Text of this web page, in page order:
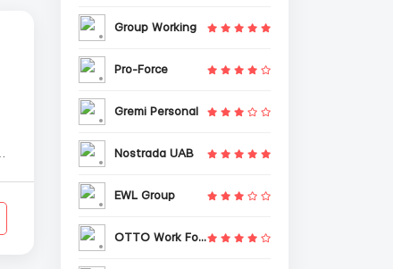
Group Working
Pro-Force
Gremi Personal
Nostrada UAB
EWL Group
OTTO Work Force